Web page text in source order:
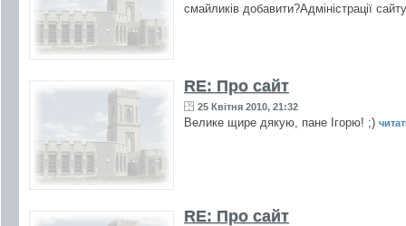
смайликів добавити?Адміністрації
RE: Про сайт
25 Квітня 2010, 21:32
Велике щире дякую, пане Ігорю! ;)
RE: Про сайт